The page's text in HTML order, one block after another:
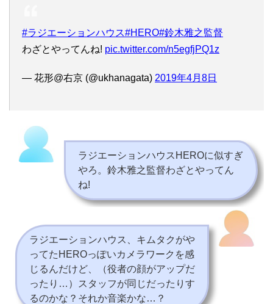
#ラジエーションハウス#HERO#鈴木雅之監督
わざとやってんね! pic.twitter.com/n5egfjPQ1z
— 花形@右京 (@ukhanagata) 2019年4月8日
ラジエーションハウスHEROに似すぎ
やろ。鈴木雅之監督わざとやってん
ね!
ラジエーションハウス、キムタクがや
ってたHEROっぽいカメラワークを感
じるんだけど、（役者の顔がアップだ
ったり…）スタッフが同じだったりす
るのかな？それか音楽かな…？